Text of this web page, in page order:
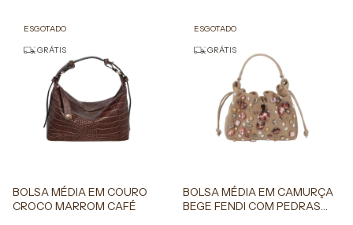
ESGOTADO
GRÁTIS
BOLSA MÉDIA EM COURO
CROCO MARROM CAFÉ
ESGOTADO
GRÁTIS
BOLSA MÉDIA EM CAMURÇA
BEGE FENDI COM PEDRAS